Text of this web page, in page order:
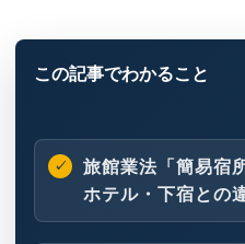
旅館業法「簡易宿
ホテル・下宿との